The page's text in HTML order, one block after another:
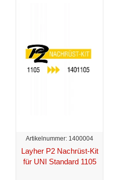
Artikelnummer: 1400004
Layher P2 Nachrüst-Kit
für UNI Standard 1105